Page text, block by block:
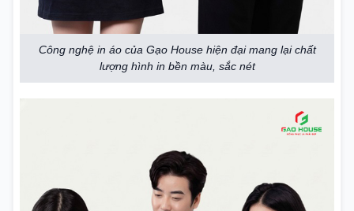
Công nghệ in áo của Gạo House hiện đại mang lại chất
lượng hình in bền màu, sắc nét